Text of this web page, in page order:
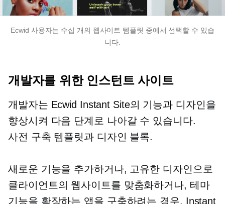
Ecwid 사용자는 수십 개의 웹사이트 템플릿 중에서 선택할 수 있습
니다.
개발자를 위한 인스턴트 사이트
개발자는 Ecwid Instant Site의 기능과 디자인을
향상시켜 다음 단계로 나아갈 수 있습니다.
사전 구축 템플릿과 디자인 블록.
새로운 기능을 추가하거나, 고유한 디자인으로
클라이언트의 웹사이트를 맞춤화하거나, 테마
기능을 확장하는 앱을 구축하려는 경우, Instant